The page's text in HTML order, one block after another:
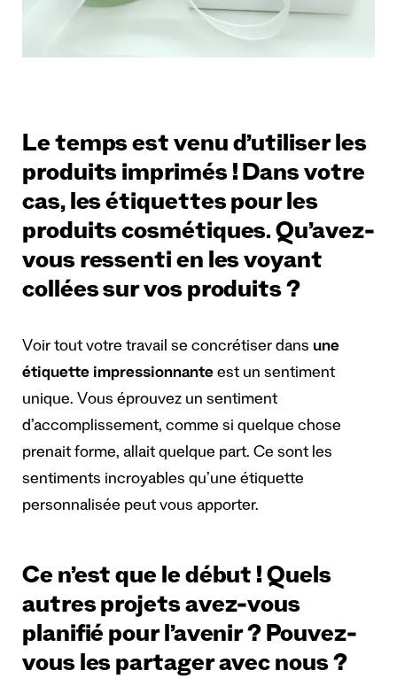
Le temps est venu d’utiliser les
produits imprimés ! Dans votre
cas, les étiquettes pour les
produits cosmétiques. Qu’avez-
vous ressenti en les voyant
collées sur vos produits ?
Voir tout votre travail se concrétiser dans une
étiquette impressionnante est un sentiment
unique. Vous éprouvez un sentiment
d’accomplissement, comme si quelque chose
prenait forme, allait quelque part. Ce sont les
sentiments incroyables qu’une étiquette
personnalisée peut vous apporter.
Ce n’est que le début ! Quels
autres projets avez-vous
planifié pour l’avenir ? Pouvez-
vous les partager avec nous ?